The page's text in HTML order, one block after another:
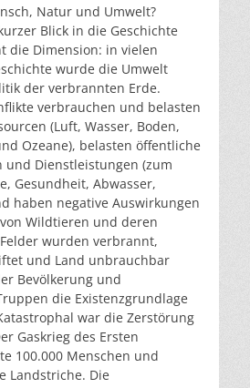
Natur und Umwelt?
Blick in die Geschichte
die Dimension: in vielen
wurde die Umwelt
der verbrannten Erde.
verbrauchen und belasten
(Luft, Wasser, Boden,
Ozeane), belasten öffentliche
Dienstleistungen (zum
Gesundheit, Abwasser,
haben negative Auswirkungen
Wildtieren und deren
wurden verbrannt,
und Land unbrauchbar
Bevölkerung und
die Existenzgrundlage
war die Zerstörung
Gaskrieg des Ersten
100.000 Menschen und
Landstriche. Die